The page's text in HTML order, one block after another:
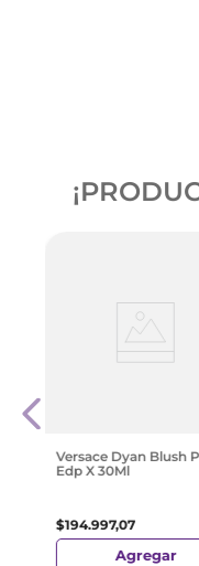
Versace Dyan Blush
Edp X 30Ml
$194.997,07
Agregar